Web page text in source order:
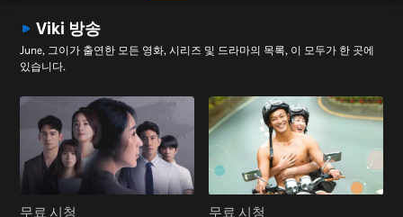
Viki 방송
June, 그이가 출연한 모든 영화, 시리즈 및 드라마의 목록, 이 모두가 한 곳에
있습니다.
무료 시청 무료 시청